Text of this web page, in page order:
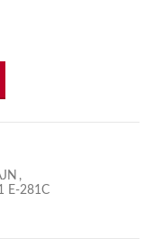
,
E-281C